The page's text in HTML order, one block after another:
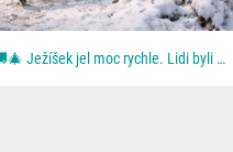
🚚🎄 Ježíšek jel moc rychle. Lidi byli ještě rychlejší. Aneb: když se blbě zavřou dveře. Z dodávky...